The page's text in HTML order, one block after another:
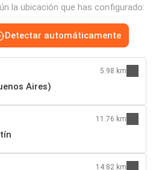
la ubicación que has configurado:
Detectar automáticamente
Aires)
5.98 km
11.76 km
14.82 km